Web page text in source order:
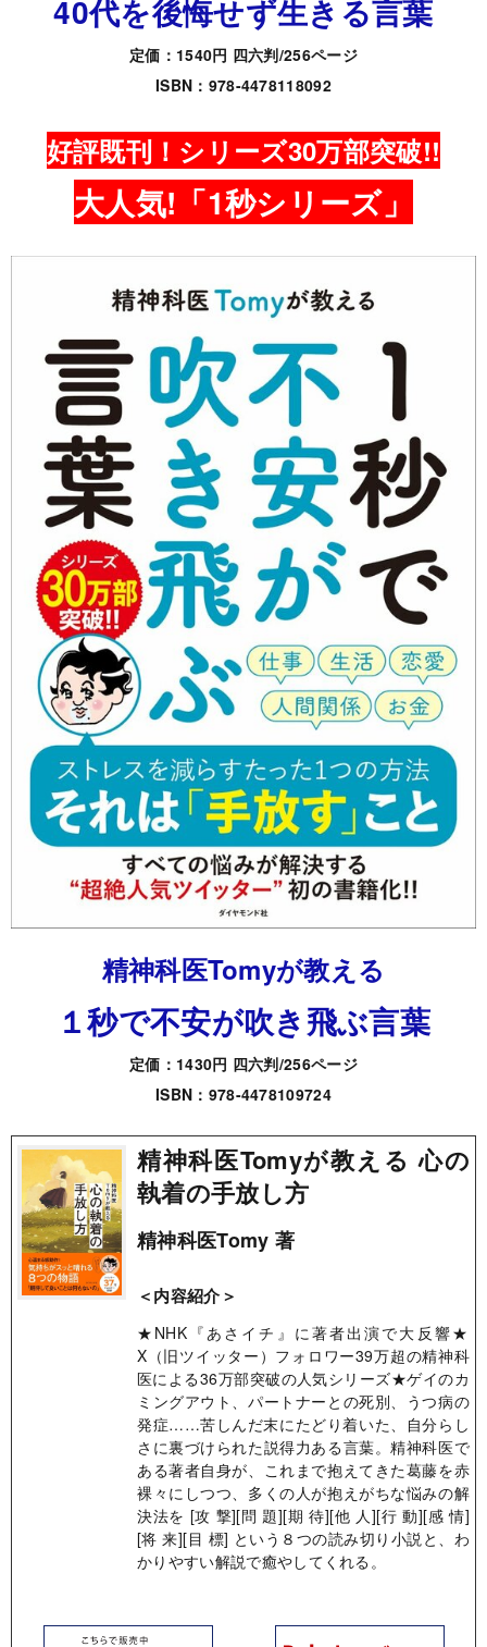
40代を後悔せず生きる言葉
定価：1540円 四六判/256ページ
ISBN：978-4478118092
好評既刊！シリーズ30万部突破!!
大人気!「1秒シリーズ」
精神科医Tomyが教える
１秒で不安が吹き飛ぶ言葉
定価：1430円 四六判/256ページ
ISBN：978-4478109724
精神科医Tomyが教える 心の
執着の手放し方
精神科医Tomy 著
＜内容紹介＞
★NHK『あさイチ』に著者出演で大反響★​
X（旧ツイッター）フォロワー39万超の精神科
医による36万部突破の人気シリーズ★ゲイのカ
ミングアウト、パートナーとの死別、うつ病の
発症……苦しんだ末にたどり着いた、自分らし
さに裏づけられた説得力ある言葉。精神科医で
ある著者自身が、これまで抱えてきた葛藤を赤
裸々にしつつ、多くの人が抱えがちな悩みの解
決法を [攻 撃][問 題][期 待][他 人][行 動][感 情]
[将 来][目 標] という８つの読み切り小説と、わ
かりやすい解説で癒やしてくれる。